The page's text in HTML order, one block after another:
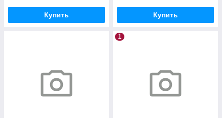
Купить Купить
1